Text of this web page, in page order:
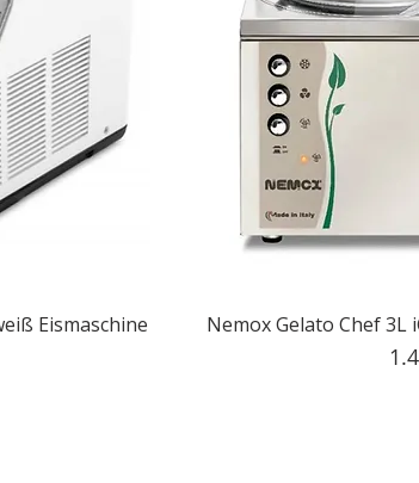
Eismaschine Nemox Gelato Chef 3L